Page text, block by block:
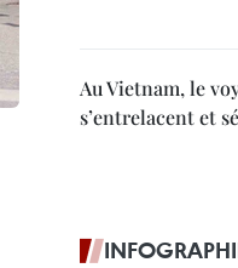
Au Vietnam, le
s’entrelacent et